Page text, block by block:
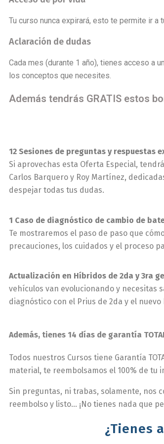
Tu curso nunca expirará, esto te permite ir a
Aclaración de dudas
Cada mes (durante 1 año), tienes acceso a
los conceptos que necesites.
Además tendrás GRATIS estos
12 Sesiones de preguntas y respuestas
Si aprovechas esta Oferta Especial,
Carlos Barquero y Roy Martínez,
despejar todas tus dudas.
1 Caso de diagnóstico de cambio de
Te mostraremos el paso de paso que
precauciones, los cuidados y el proceso
Actualización en Híbridos de 2da y 3ra
vehículos van evolucionando y necesitas
diagnóstico con el Prius de 2da y el
Además, tienes 14 días de garantía
Todos nuestros Cursos tiene Garantía
material, te reembolsamos el 100% de tu
Sin preguntas, ni trabas, solamente, nos
reembolso y listo… ¡No tienes nada que
¿Tienes